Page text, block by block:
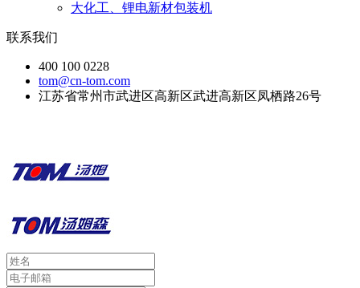
大化工、锂电新材包装机
联系我们
400 100 0228
tom@cn-tom.com
江苏省常州市武进区高新区武进高新区凤栖路26号